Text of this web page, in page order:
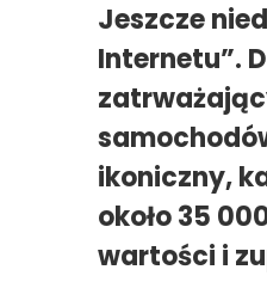
Jeszcze
Internetu”.
ikoniczny,
około 35
wartości i